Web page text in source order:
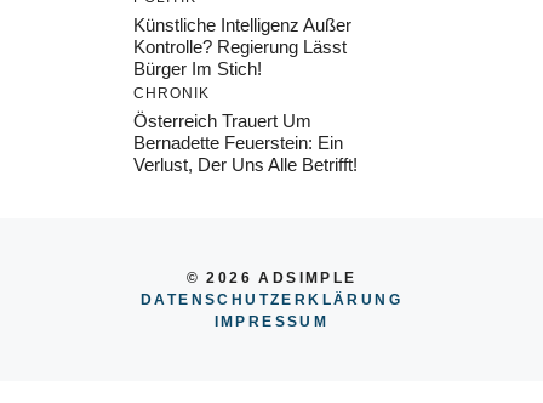
Künstliche Intelligenz Außer
Kontrolle? Regierung Lässt
Bürger Im Stich!
CHRONIK
Österreich Trauert Um
Bernadette Feuerstein: Ein
Verlust, Der Uns Alle Betrifft!
© 2026 ADSIMPLE
DATENSCHUTZERKLÄRUNG
IMPRESSU M